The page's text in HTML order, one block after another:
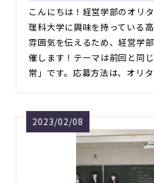
こんにちは！経営学部のオリ
理科大学に興味を持っている
雰囲気を伝えるため、経営学
催します！テーマは前回と同
常」です。応募方法は、オリ
2023/02/08